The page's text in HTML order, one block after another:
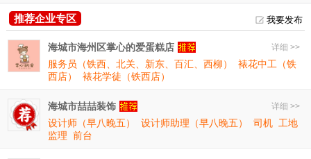
我要发布
推荐企业专区
详细 >>
海城市海州区掌心的爱蛋糕店
服务员（铁西、北关、新东、百汇、西柳）
裱花中工（铁
西店）
裱花学徒（铁西店）
详细 >>
海城市喆喆装饰
设计师（早八晚五）
设计师助理（早八晚五） 司机 工地
监理 前台